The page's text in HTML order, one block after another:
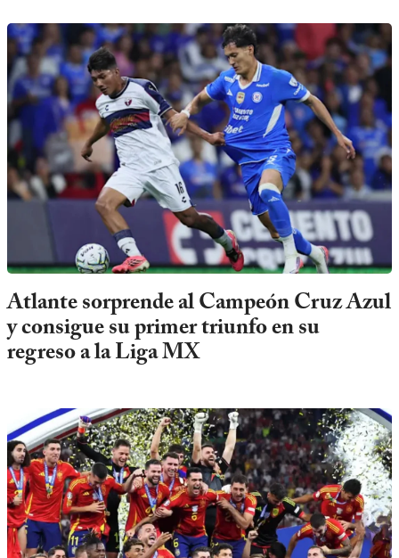
Atlante sorprende al Campeón Cruz Azul
y consigue su primer triunfo en su
regreso a la Liga MX